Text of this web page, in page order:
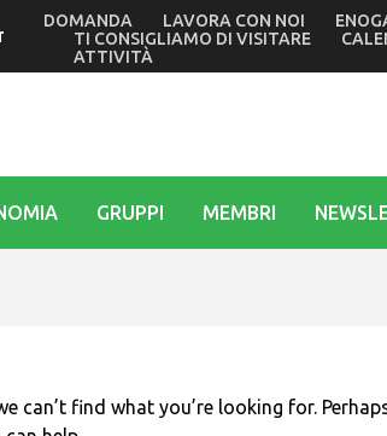
in barca nei giorni di Ferragosto al
DOMANDA LAVORA CON NOI
TI CONSIGLIAMO DI VISITARE
ATTIVITÀ
GRUPPI MEMBRI
can’t find what you’re looking for.